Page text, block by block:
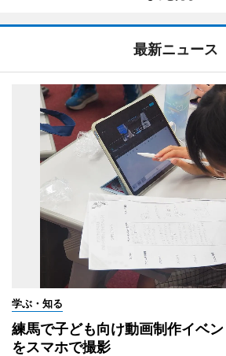
最新ニュース
学ぶ・知る
練馬で子ども向け動画制作イベ
をスマホで撮影